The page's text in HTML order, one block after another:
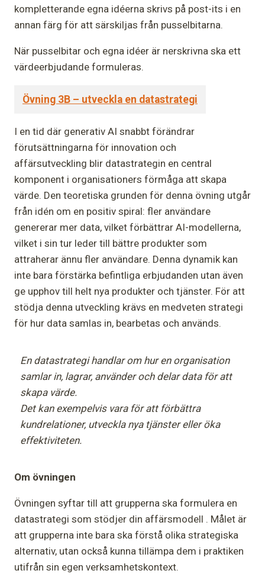
kompletterande egna idéerna skrivs på post-its i en
annan färg för att särskiljas från pusselbitarna.
När pusselbitar och egna idéer är nerskrivna ska ett
värdeerbjudande formuleras.
Övning 3B – utveckla en datastrategi
I en tid där generativ AI snabbt förändrar
förutsättningarna för innovation och
affärsutveckling blir datastrategin en central
komponent i organisationers förmåga att skapa
värde. Den teoretiska grunden för denna övning utgår
från idén om en positiv spiral: fler användare
genererar mer data, vilket förbättrar AI-modellerna,
vilket i sin tur leder till bättre produkter som
attraherar ännu fler användare. Denna dynamik kan
inte bara förstärka befintliga erbjudanden utan även
ge upphov till helt nya produkter och tjänster. För att
stödja denna utveckling krävs en medveten strategi
för hur data samlas in, bearbetas och används.
En datastrategi handlar om hur en organisation
samlar in, lagrar, använder och delar data för att
skapa värde.
Det kan exempelvis vara för att förbättra
kundrelationer, utveckla nya tjänster eller öka
effektiviteten.
Om övningen
Övningen syftar till att grupperna ska formulera en
datastrategi som stödjer din affärsmodell . Målet är
att grupperna inte bara ska förstå olika strategiska
alternativ, utan också kunna tillämpa dem i praktiken
utifrån sin egen verksamhetskontext.